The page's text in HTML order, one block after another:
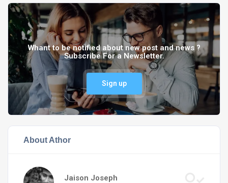
Whant to be notified about new post and news ?
Subscribe For a Newsletter.
Sign up
About Athor
Jaison Joseph